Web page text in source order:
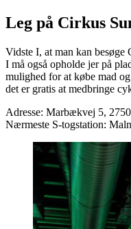
Leg på Cirkus
Vidste I, at man kan
I må også opholde jer på
mulighed for at købe mad
det er gratis at medbringe
Adresse: Marbækvej 5,
Nærmeste S-togstation: